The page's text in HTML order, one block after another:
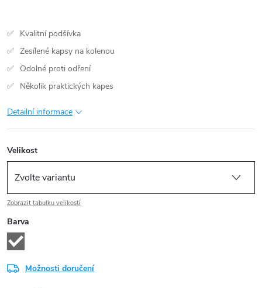
Kvalitní podšívka
Zesílené kapsy na kolenou
Odolné proti odření
Několik praktických kapes
Detailní informace
Velikost
Zobrazit tabulku velikostí
Barva
Možnosti doručení